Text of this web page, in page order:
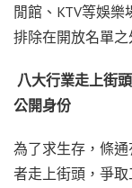
閒館、 KTV等娛樂
排除在開放名單之
八大行業走上街
公開身份
為了求生存，條
者走上街頭，爭